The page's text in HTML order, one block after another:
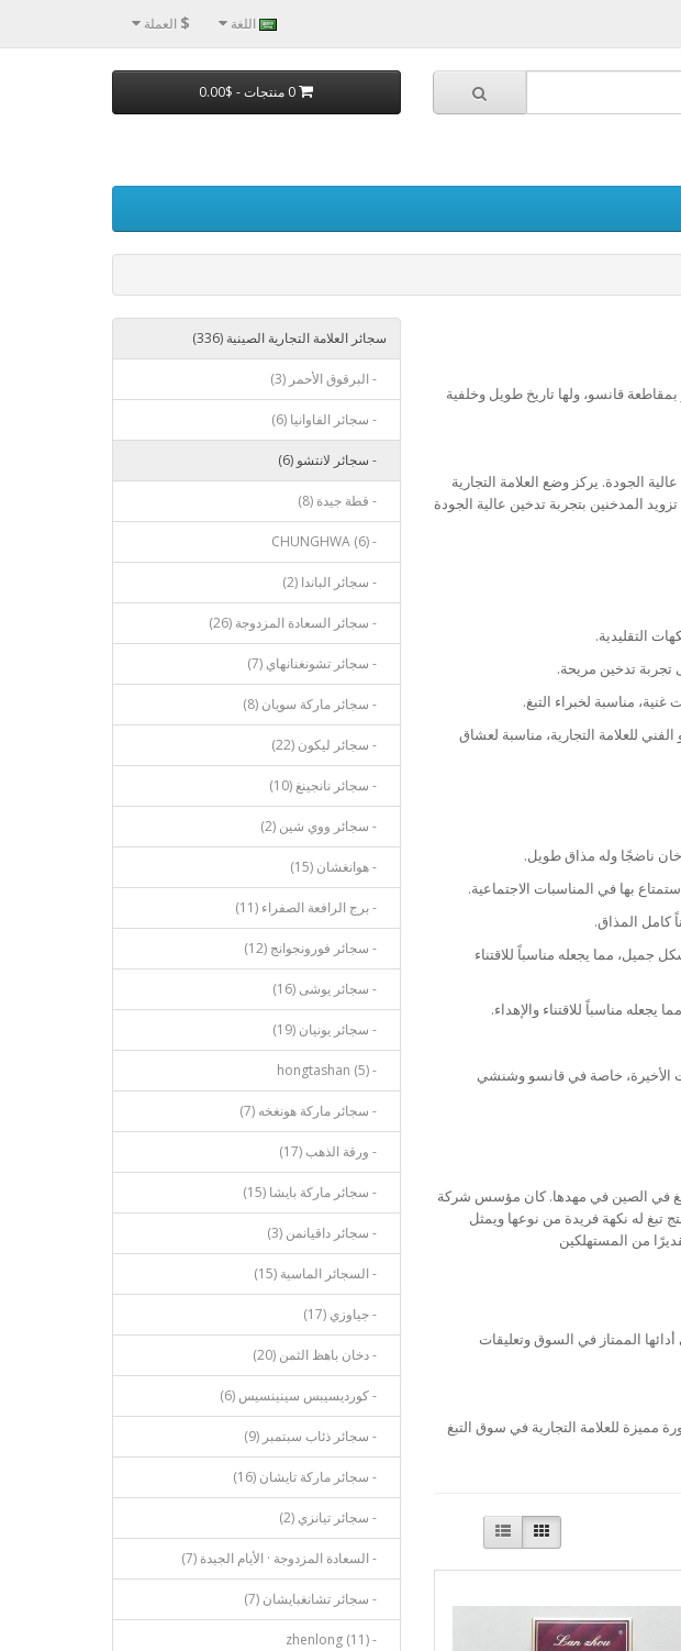
$ العملة اللغة
0 منتجات - $0.00
سجائر العلامة التجارية الصينية (336)
- البرقوق الأحمر (3)
- سجائر الفاوانيا (6)
- سجائر لانتشو (6)
- قطة جيدة (8)
- CHUNGHWA (6)
- سجائر الباندا (2)
- سجائر السعادة المزدوجة (26)
- سجائر تشونغنانهاي (7)
- سجائر ماركة سويان (8)
- سجائر ليكون (22)
- سجائر نانجينغ (10)
- سجائر ووي شين (2)
- هوانغشان (15)
- برج الرافعة الصفراء (11)
- سجائر فورونجوانج (12)
- سجائر يوشى (16)
- سجائر يونيان (19)
- hongtashan (5)
- سجائر ماركة هونغخه (7)
- ورقة الذهب (17)
- سجائر ماركة بايشا (15)
- سجائر داقيانمن (3)
- السجائر الماسية (15)
- جياوزي (17)
- دخان باهظ الثمن (20)
- كورديسيبس سينينسيس (6)
- سجائر ذئاب سبتمبر (9)
- سجائر ماركة تايشان (16)
- سجائر تيانزي (2)
- السعادة المزدوجة · الأيام الجيدة (7)
- سجائر تشانغبايشان (7)
- zhenlong (11)
قانسو، ولها تاريخ طويل وخلفية
الجودة. يركز وضع العلامة التجارية
المدخنين بتجربة تدخين عالية الجودة
التقليدية.
تجربة تدخين مريحة.
مناسبة لخبراء التبغ.
للعلامة التجارية، مناسبة لعشاق
ناضجًا وله مذاق طويل.
بها في المناسبات الاجتماعية.
كامل المذاق.
جميل، مما يجعله مناسباً للاقتناء
مناسباً للاقتناء والإهداء.
الأخيرة، خاصة في قانسو وشنشي
في الصين في مهدها. كان مؤسس شركة
تبغ له نكهة فريدة من نوعها ويمثل
الممتاز في السوق وتعليقات
مميزة للعلامة التجارية في سوق التبغ